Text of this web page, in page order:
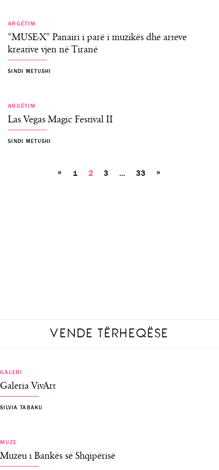
ARGËTIM
“MUSE-X” Panairi i parë i muzikës dhe arteve
kreative vjen në Tiranë
SINDI METUSHI
ARGËTIM
Las Vegas Magic Festival II
SINDI METUSHI
Posts
« 1 2 3 … 33 »
VENDE TËRHEQËSE
GALERI
Galeria VivArt
SILVIA TABAKU
MUZE
Muzeu i Bankës së Shqipërisë